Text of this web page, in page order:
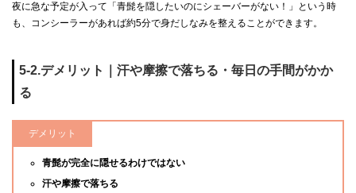
夜に急な予定が入って「青髭を隠したいのにシェーバーがない！」という時
も、コンシーラーがあれば約5分で身だしなみを整えることができます。
5-2.デメリット｜汗や摩擦で落ちる・毎日の手間がかか
る
デメリット
青髭が完全に隠せるわけではない
汗や摩擦で落ちる